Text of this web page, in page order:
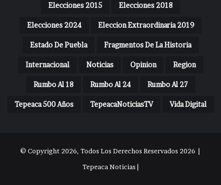
Elecciones 2015 Elecciones 2018
Elecciones 2024 Eleccion Extraordinaria 2019
Estado De Puebla Fragmentos De La Historia
Internacional Noticias Opinion Region
Rumbo Al 18 Rumbo Al 24 Rumbo Al 27
Tepeaca 500 Años TepeacaNoticiasTV Vida Digital
© Copyright 2026, Todos Los Derechos Reservados 2026 |
Tepeaca Noticias |